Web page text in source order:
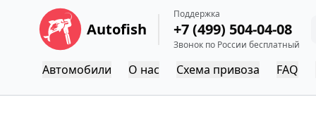
Autofish
Поддержка
+7 (499) 504-04-08
Звонок по России бесплатный
Автомобили О нас Схема привоза FAQ